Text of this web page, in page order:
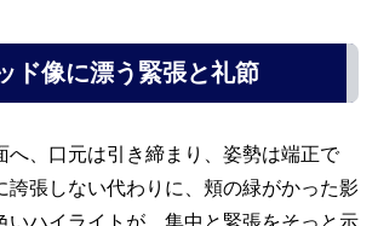
ド像に漂う緊張と礼節
へ、口元は引き締まり、姿勢は端正で
誇張しない代わりに、頬の緑がかった影